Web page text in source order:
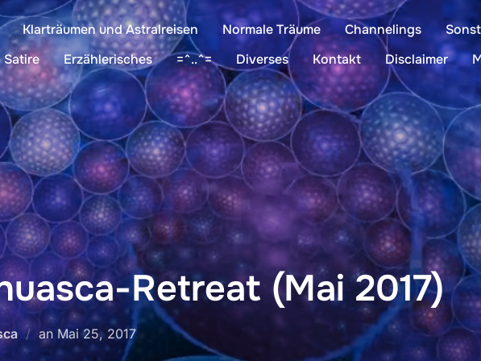
Klarträumen und Astralreisen Normale Träume Channelings
Satire
Erzählerisches =^..^= Diverses Kontakt Disclaimer
Retreat (Mai 2017)
an Veröffentlicht
am
Mai 25, 2017